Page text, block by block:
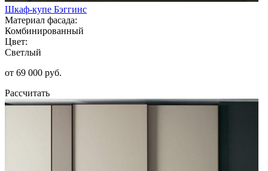
Шкаф-купе Бэггинс
Материал фасада:
Комбинированный
Цвет:
Светлый
от 69 000 руб.
Рассчитать